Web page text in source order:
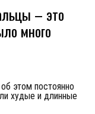
– это
много
этом постоянно
худые и длинные